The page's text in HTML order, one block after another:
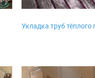
Укладка труб тёплого